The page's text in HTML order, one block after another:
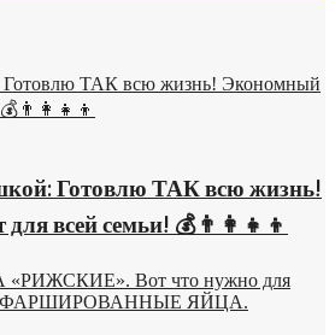
Готовлю ТАК всю жизнь! Экономный
Готовлю ТАК всю жизнь!
всей семьи! 💰👨👩👧👦
Вот что нужно для
ФАРШИРОВАННЫЕ ЯЙЦА.